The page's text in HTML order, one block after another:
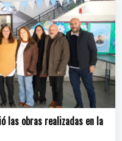
las obras realizadas en la